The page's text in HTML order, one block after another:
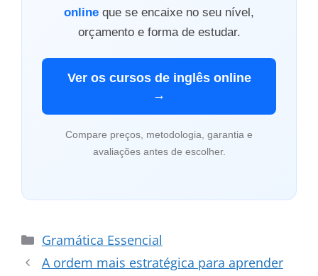
online que se encaixe no seu nível,
orçamento e forma de estudar.
Ver os cursos de inglês online
→
Compare preços, metodologia, garantia e
avaliações antes de escolher.
Categorias
Gramática Essencial
A ordem mais estratégica para aprender